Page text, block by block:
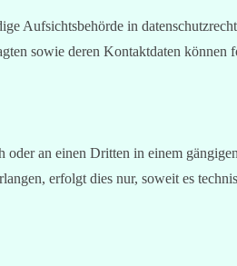
Aufsichtsbehörde in
sowie deren Kontaktdaten können
an einen Dritten in einem
erfolgt dies nur, soweit es